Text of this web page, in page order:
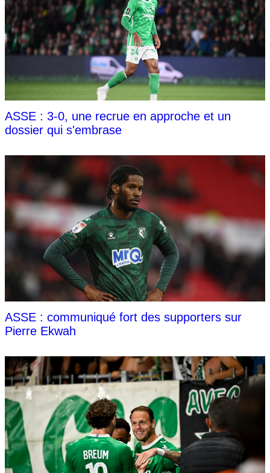
ASSE : 3-0, une recrue en approche et un
dossier qui s'embrase
ASSE : communiqué fort des supporters sur
Pierre Ekwah